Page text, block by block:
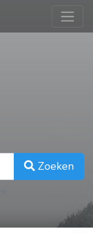
Zoeken